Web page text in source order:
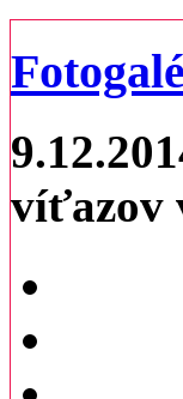
víťazov